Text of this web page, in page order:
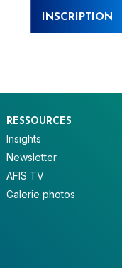
INSCRIPTION
RESSOURCES
Insights
Newsletter
AFIS TV
Galerie photos